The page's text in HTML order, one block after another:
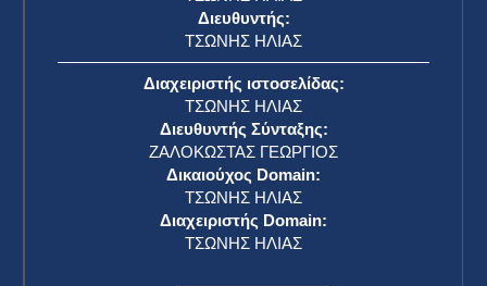
Διευθυντής:
ΤΣΩΝΗΣ ΗΛΙΑΣ
Διαχειριστής ιστοσελίδας:
ΤΣΩΝΗΣ ΗΛΙΑΣ
Διευθυντής Σύνταξης:
ΖΑΛΟΚΩΣΤΑΣ ΓΕΩΡΓΙΟΣ
Δικαιούχος Domain:
ΤΣΩΝΗΣ ΗΛΙΑΣ
Διαχειριστής Domain:
ΤΣΩΝΗΣ ΗΛΙΑΣ